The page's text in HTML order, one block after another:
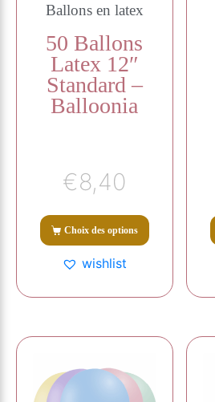
Ballons en latex
50 Ballons
Latex 12″
Standard –
Balloonia
€8,40
Choix des options
wishlist